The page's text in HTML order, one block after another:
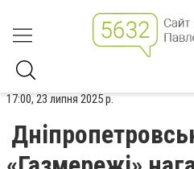
17:00, 23 липня 2025 р.